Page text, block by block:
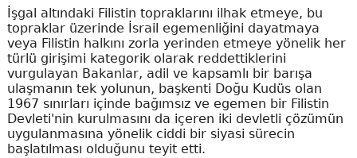
İşgal altındaki Filistin topraklarını ilhak etmeye, bu
topraklar üzerinde İsrail egemenliğini dayatmaya
veya Filistin halkını zorla yerinden etmeye yönelik her
türlü girişimi kategorik olarak reddettiklerini
vurgulayan Bakanlar, adil ve kapsamlı bir barışa
ulaşmanın tek yolunun, başkenti Doğu Kudüs olan
1967 sınırları içinde bağımsız ve egemen bir Filistin
Devleti'nin kurulmasını da içeren iki devletli çözümün
uygulanmasına yönelik ciddi bir siyasi sürecin
başlatılması olduğunu teyit etti.